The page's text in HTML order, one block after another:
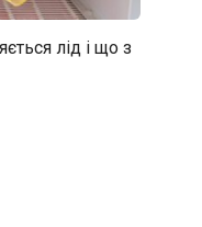
лід і що з